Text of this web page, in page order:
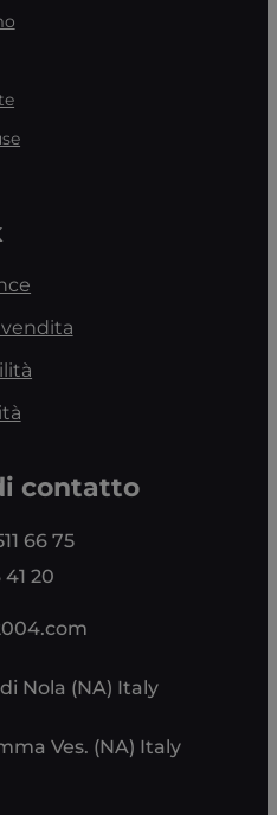
contatto
66 75
41 20
Nola (NA) Italy
Ves. (NA) Italy